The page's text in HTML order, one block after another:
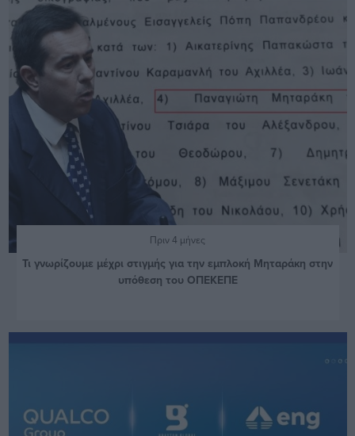
Πριν 4 μήνες
Τι γνωρίζουμε μέχρι στιγμής για την εμπλοκή Μηταράκη στην
υπόθεση του ΟΠΕΚΕΠΕ